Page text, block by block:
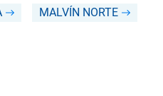
MALVÍN NORTE